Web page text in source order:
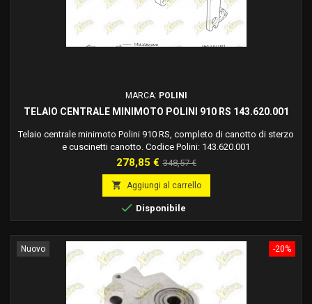
MARCA: POLINI
TELAIO CENTRALE MINIMOTO POLINI 910 RS 143.620.001
Telaio centrale minimoto Polini 910 RS, completo di canotto di sterzo
e cuscinetti canotto. Codice Polini: 143.620.001
Prezzo
278,85 € Prezzo
base
348,57 €
 Aggiungi al carrello
 Disponibile
-20%
Nuovo